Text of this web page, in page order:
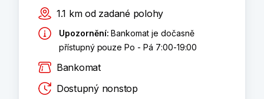
1.1 km od zadané polohy
Upozornění: Bankomat je dočasně
přístupný pouze Po - Pá 7:00-19:00
Bankomat
Dostupný nonstop